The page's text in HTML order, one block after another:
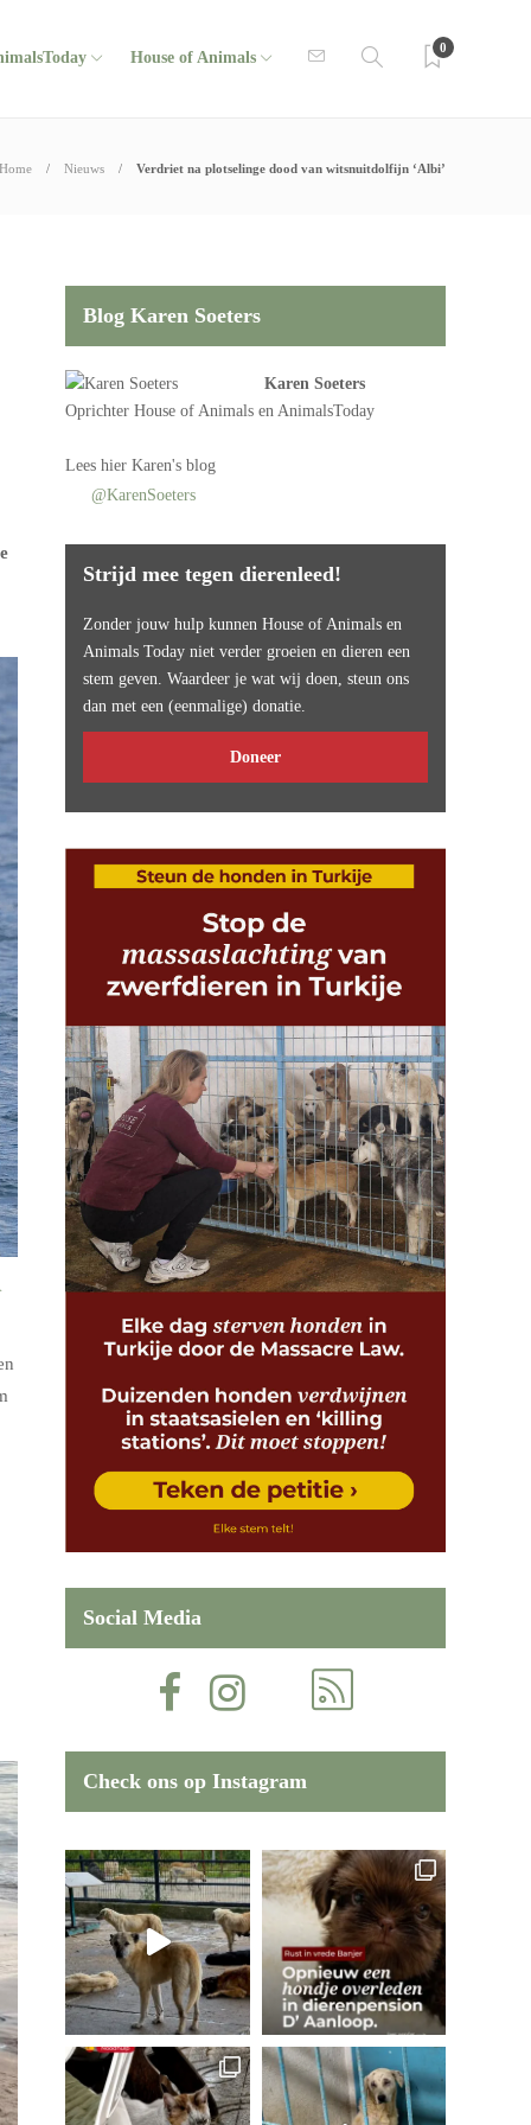
House of Animals
0
Home Nieuws Verdriet na plotselinge dood van witsnuitdolfijn ‘Albi’
Blog Karen Soeters
Karen Soeters
OprichterHouse of Animals en AnimalsToday
Leeshier Karen's blog
@KarenSoeters
Strijd mee tegen dierenleed!
Zonder jouw hulp kunnen House of Animals en
Animals Today niet verder groeien en dieren een
stem geven. Waardeer je wat wij doen, steun ons
dan met een (eenmalige) donatie.
Doneer
Social Media
Check ons op Instagram